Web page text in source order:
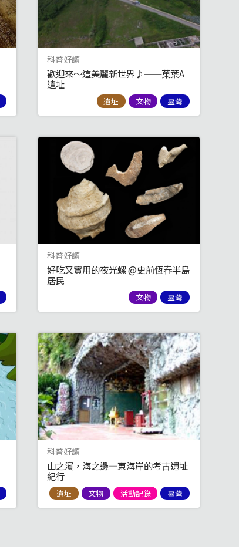
科普好讀
歡迎來～這美麗新世界♪──菓葉A
遺址
遺址 文物 臺灣
科普好讀
好吃又實用的夜光螺 @史前恆春半島
居民
文物 臺灣
科普好讀
山之濱，海之邊—東海岸的考古遺址
紀行
遺址 文物 活動記錄 臺灣